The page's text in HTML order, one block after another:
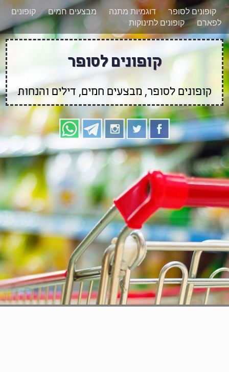
רוצים להישאר מעודכנים לגבי קופונים חדשים?
הצטרפו אלינו גם
בוואטסאפ
קופונים לסופר דוגמיות מתנה מבצעים חמים
קופונים
לפארם
קופונים לתינוקות
קופונים לסופר
קופונים לסופר, מבצעים חמים, דילים והנחות